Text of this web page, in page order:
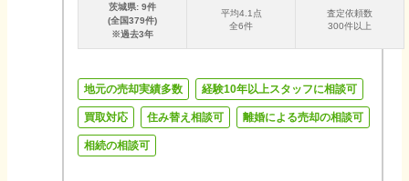
茨城県: 9件
(全国379件)
※過去3年
平均4.1 点
全6件
査定依頼数
300件以上
地元の売却実績多数 経験10年以上スタッフに相談可
買取対応 住み替え相談可 離婚による売却の相談可
相続の相談可